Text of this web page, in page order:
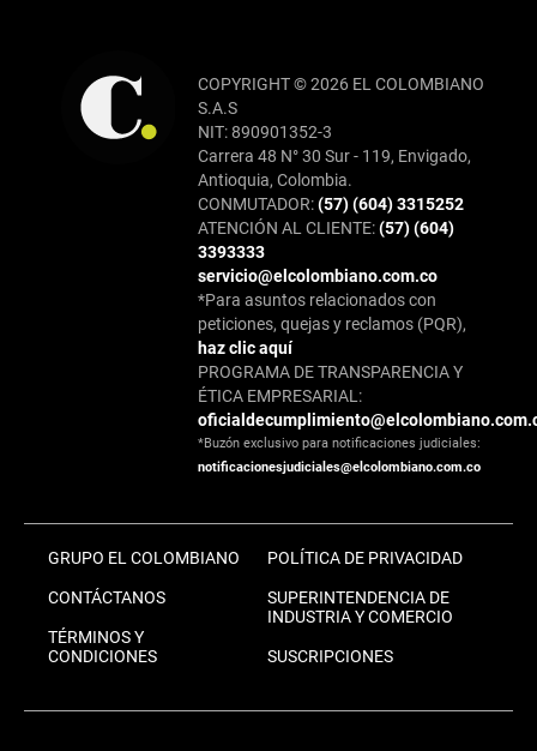
COPYRIGHT © 2026 EL COLOMBIANO
S.A.S
NIT: 890901352-3
Carrera 48 N° 30 Sur - 119, Envigado,
Antioquia, Colombia.
CONMUTADOR:(57) (604) 3315252
ATENCIÓN AL CLIENTE:(57) (604)
3393333
servicio@elcolombiano.com.co
*Para asuntos relacionados con
peticiones, quejas y reclamos (PQR),
haz clic aquí
PROGRAMA DE TRANSPARENCIA Y
ÉTICA EMPRESARIAL:
*Buzón exclusivo para notificaciones judiciales:
notificacionesjudiciales@elcolombiano.com.co
GRUPO EL COLOMBIANO
CONTÁCTANOS
TÉRMINOS Y
CONDICIONES
POLÍTICA DE PRIVACIDAD
SUPERINTENDENCIA DE
INDUSTRIA Y COMERCIO
SUSCRIPCIONES